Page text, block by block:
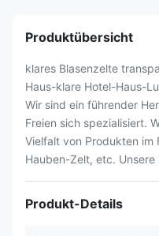
Produktübersicht
klares Blasenzelte
Haus-klare Hotel-Haus-
Wir sind ein führender
Freien sich spezialisiert.
Vielfalt von Produkten im
Hauben-Zelt, etc. Unsere
Produkt-Details